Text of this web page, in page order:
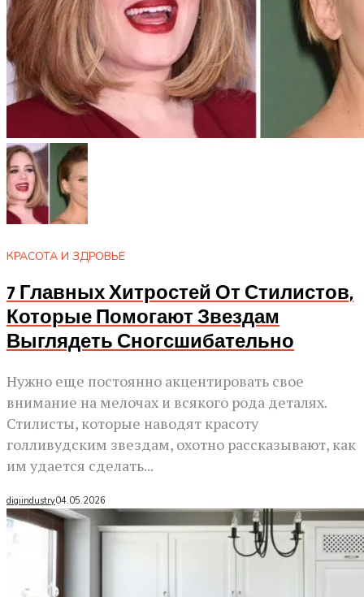
КРАСОТА И ЗДРОВЬЕ
7 Главных Хитростей От Стилистов,
Которые Помогают Звездам
Выглядеть Сногсшибательно
Нужно еще постоянно акцентировать свое
внимание на мелочах и всякого рода деталях.
Стилисты, которые наводят красоту
голливудским звездам, охотно рассказывают, как
им удается сделать...
digiindustry04.05.2026